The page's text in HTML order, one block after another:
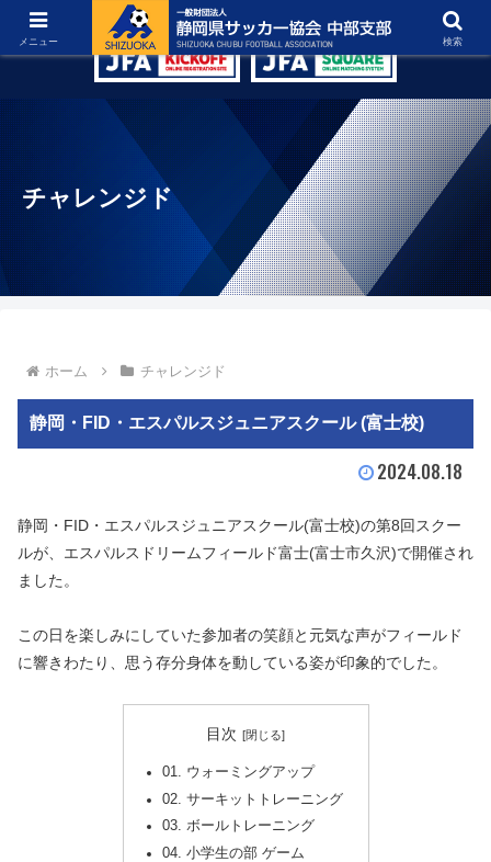
グラウンド紹介 リンク集 お問い合わせ
チャレンジド
ホーム チャレンジド
静岡・FID・エスパルスジュニアスクール (富士校)
2024.08.18
静岡・FID・エスパルスジュニアスクール(富士校)の第8回スクー
ルが、 エスパルスドリームフィールド富士(富士市久沢)で開催され
ました。
この日を楽しみにしていた参加者の笑顔と元気な声がフィールド
に響きわたり、思う存分身体を動している姿が印象的でした。
目次
01. ウォーミングアップ
02. サーキットトレーニング
03. ボールトレーニング
04. 小学生の部 ゲーム
メニュー 検索